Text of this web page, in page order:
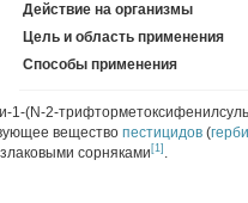
Действие на организмы
Цель и область применения
Способы применения
1-(N-2-
вещество пестицидов (
сорняками [1] .